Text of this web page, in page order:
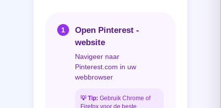
1
Open Pinterest -
website
Navigeer naar
Pinterest.com in uw
webbrowser
💡Tip: Gebruik Chrome of
Firefox voor de beste